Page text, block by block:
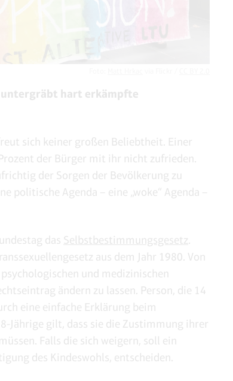
untergräbt hart erkämpfte
sich keiner großen Beliebtheit. Einer
der Bürger mit ihr nicht zufrieden.
der Sorgen der Bevölkerung zu
politische Agenda – eine „woke“ Agenda –
das Selbstbestimmungsgesetz
aus dem Jahr 1980. Von
und medizinischen
ändern zu lassen. Person, die 14
eine einfache Erklärung beim
Jährige gilt, dass sie die Zustimmung ihrer
Falls die sich weigern, soll ein
des Kindeswohls, entscheiden.